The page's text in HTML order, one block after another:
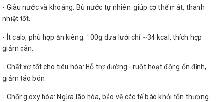
- Giàu nước và khoáng: Bù nước tự nhiên, giúp cơ thể mát, thanh
nhiệt tốt.
- Ít calo, phù hợp ăn kiêng: 100g dưa lưới chỉ ~34 kcal, thích hợp
giảm cân.
- Chất xơ tốt cho tiêu hóa: Hỗ trợ đường - ruột hoạt động ổn định,
giảm táo bón.
- Chống oxy hóa: Ngừa lão hóa, bảo vệ các tế bào khỏi tổn thương.